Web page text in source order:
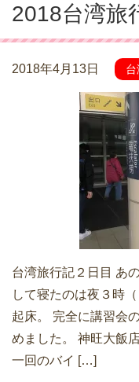
2018台湾旅
2018年4月13日
台湾旅行記２日目 あ
して寝たのは夜３時
起床。 完全に講習会
めました。 神旺大飯
一回のバイ […]